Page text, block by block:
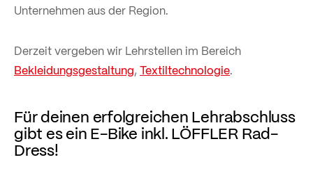
Unternehmen aus der Region.
Derzeit vergeben wir Lehrstellen im Bereich
Bekleidungsgestaltung, Textiltechnologie.
Für deinen erfolgreichen Lehrabschluss
gibt es ein E-Bike inkl. LÖFFLER Rad-
Dress!